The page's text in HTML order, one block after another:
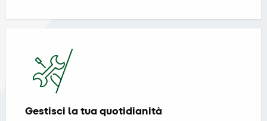
Gestisci la tua quotidianità